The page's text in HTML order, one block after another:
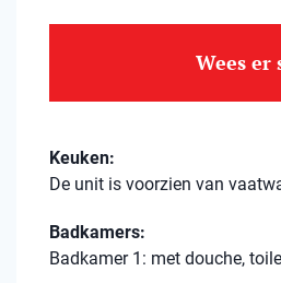
Wees
Keuken:
De unit is voorzien van
Badkamers:
Badkamer 1: met douche,